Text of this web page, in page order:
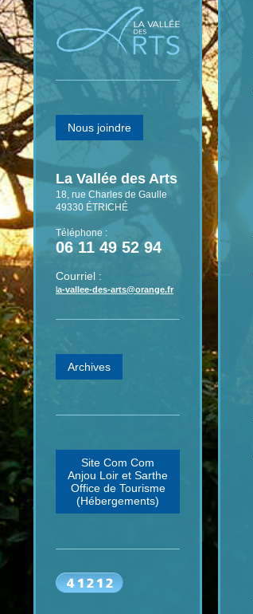
Nous joindre
La Vallée des Arts
18, rue Charles de Gaulle
49330 ÉTRICHÉ
Téléphone :
06 11 49 52 94
Courriel :
la-vallee-des-arts@orange.fr
Archives
Site Com Com
Anjou Loir et Sarthe
Office de Tourisme
(Hébergements)